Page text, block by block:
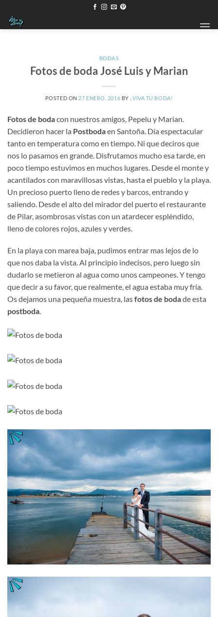
contenido
BODAS
Fotos de boda José Luis y Marian
POSTED ON 27 ENERO, 2016 BY ¡VIVA TU BODA!
Fotos de bodacon nuestros amigos, Pepelu y Marian.
Decidieron hacer la Postbodaen Santoña. Día espectacular
tanto en temperatura como en tiempo. Ni que deciros que
nos lo pasamos en grande. Disfrutamos mucho esa tarde, en
poco tiempo estuvimos en muchos lugares. Desde el monte y
acantilados con maravillosas vistas, hasta el pueblo y la playa.
Un precioso puerto lleno de redes y barcos, entrando y
saliendo. Desde el alto del mirador del puerto el restaurante
de Pilar, asombrosas vistas con un atardecer espléndido,
lleno de colores rojos, azules y verdes.
En la playa con marea baja, pudimos entrar mas lejos de lo
que nos daba la vista. Al principio indecisos, pero luego sin
dudarlo se metieron al agua como unos campeones. Y tengo
que decir a su favor, que realmente, el agua estaba muy fría.
Os dejamos una pequeña muestra, lasfotos de bodade esta
postboda.